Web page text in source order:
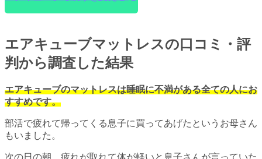
エアキューブマットレスの口コミ・評
判から調査した結果
エアキューブのマットレスは睡眠に不満がある全ての人にお
すすめです。
部活で疲れて帰ってくる息子に買ってあげたというお母さん
もいました。
次の日の朝、疲れが取れて体が軽いと息子さんが言っていた